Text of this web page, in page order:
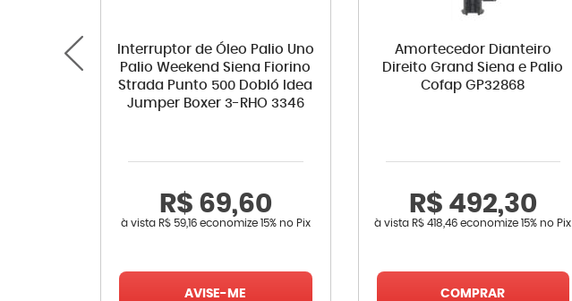
Interruptor de Óleo Palio Uno
Palio Weekend Siena Fiorino
Strada Punto 500 Dobló Idea
Jumper Boxer 3-RHO 3346
R$ 69,60
à vista R$ 59,16economize 15% no Pix
AVISE-ME
Amortecedor Dianteiro
Direito Grand Siena e Palio
Cofap GP32868
R$ 492,30
à vista R$ 418,46 economize15% no Pix
COMPRAR